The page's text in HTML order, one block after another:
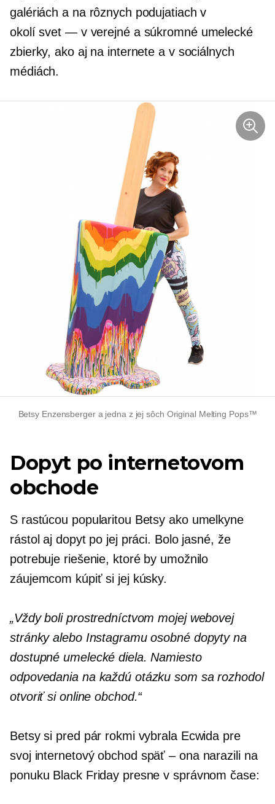
galériách a na rôznych podujatiach v
okolísvet — vverejné a súkromné ​​umelecké
zbierky, ako aj na internete a v sociálnych
médiách.
Betsy Enzensberger a jedna z jej sôch Original Melting Pops™
Dopyt po internetovom
obchode
S rastúcou popularitou Betsy ako umelkyne
rástol aj dopyt po jej práci. Bolo jasné, že
potrebuje riešenie, ktoré by umožnilo
záujemcom kúpiť si jej kúsky.
„Vždy boli prostredníctvom mojej webovej
stránky alebo Instagramu osobné dopyty na
dostupné umelecké diela. Namiesto
odpovedania na každú otázku som sa rozhodol
otvoriť si online obchod.“
Betsy si pred pár rokmi vybrala Ecwida pre
svoj internetový obchod späť – onanarazili na
ponuku Black Friday presne v správnom čase: